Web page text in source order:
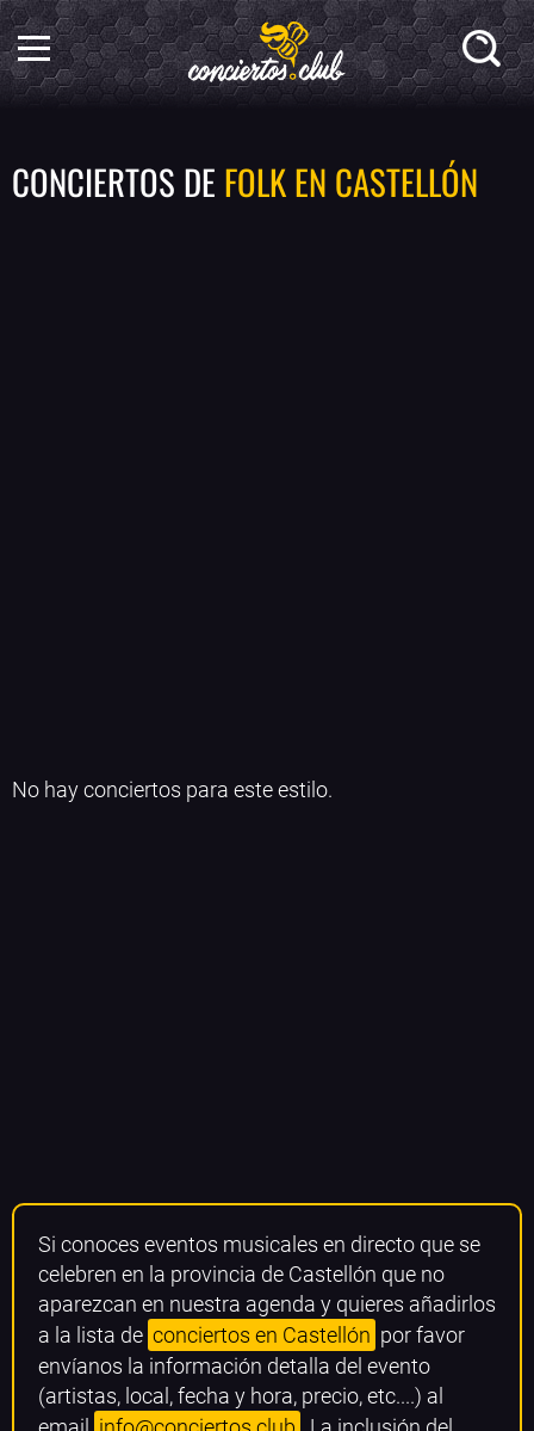
CONCIERTOS DE FOLK EN CASTELLÓN
No hay conciertos para este estilo.
Si conoces eventos musicales en directo que se
celebren en la provincia de Castellón que no
aparezcan en nuestra agenda y quieres añadirlos
a la lista de conciertos en Castellón por favor
envíanos la información detalla del evento
(artistas, local, fecha y hora, precio, etc....) al